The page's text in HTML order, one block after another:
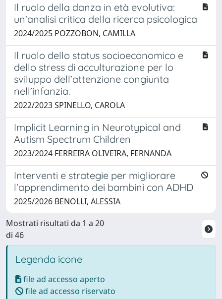
Il ruolo della danza in età evolutiva:
un'analisi critica della ricerca psicologica
2024/2025 POZZOBON, CAMILLA
Il ruolo dello status socioeconomico e
dello stress di acculturazione per lo
sviluppo dell’attenzione congiunta
nell’infanzia.
2022/2023 SPINELLO, CAROLA
Implicit Learning in Neurotypical and
Autism Spectrum Children
2023/2024 FERREIRA OLIVEIRA, FERNANDA
Interventi e strategie per migliorare
l'apprendimento dei bambini con ADHD
2025/2026 BENOLLI, ALESSIA
Mostrati risultati da 1 a 20
di 46
Legenda icone
file ad accesso aperto
file ad accesso riservato